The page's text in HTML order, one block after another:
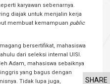
SHARE
karyawan sebenarnya.
diajak untuk menjalin kerja
membuat kemampuan public
bersertifikat, mahasiswa
dari seleksi internal UISI.
Adam, mahasiswa sebaiknya
yang bagus dengan
Tidak lupa juga,